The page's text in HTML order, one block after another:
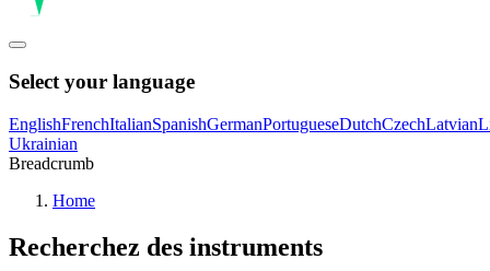
Select your language
EnglishFrenchItalianSpanishGermanPortugueseDutchCzechLatvian
Ukrainian
Breadcrumb
Home
Recherchez des instruments